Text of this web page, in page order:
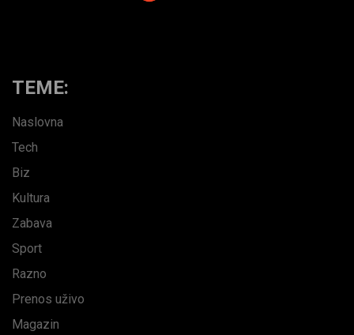
TEME:
Naslovna
Tech
Biz
Kultura
Zabava
Sport
Razno
Prenos uživo
Magazin